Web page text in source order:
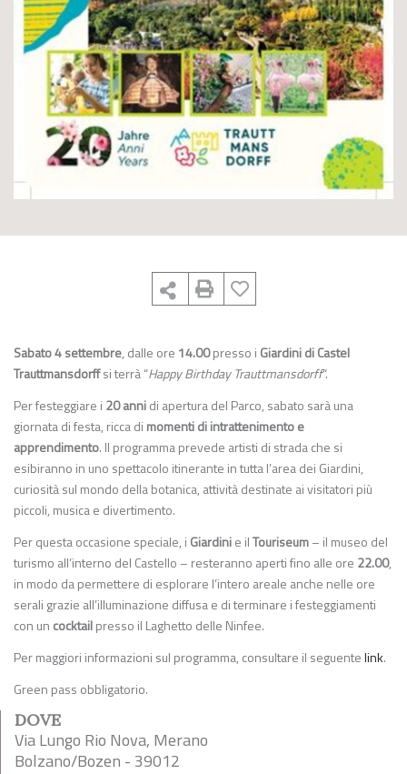
Sabato 4 settembre, dalle ore 14.00presso i Giardini di Castel
Trauttmansdorffsi terrà “Happy Birthday Trauttmansdorff“.
Per festeggiare i 20 annidi apertura del Parco, sabato sarà una
giornata di festa, ricca di momenti di intrattenimento e
apprendimento. Il programma prevede artisti di strada che si
esibiranno in uno spettacolo itinerante in tutta l’area dei Giardini,
curiosità sul mondo della botanica, attività destinate ai visitatori più
piccoli, musica e divertimento.
Per questa occasione speciale, i Giardinie ilTouriseum– il museo del
turismo all’interno del Castello – resteranno aperti fino alle ore 22.00,
in modo da permettere di esplorare l’intero areale anche nelle ore
serali grazie all’illuminazione diffusa e di terminare i festeggiamenti
con un cocktailpresso il Laghetto delle Ninfee.
Per maggiori informazioni sul programma, consultare il seguentelink.
Green pass obbligatorio.
DOVE
Via Lungo Rio Nova, Merano
Bolzano/Bozen - 39012